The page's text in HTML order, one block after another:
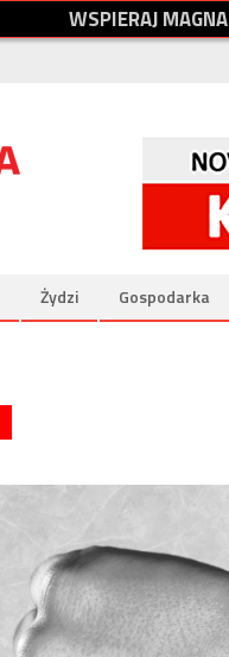
WSPIERAJMAGNA
Żydzi Gospodarka